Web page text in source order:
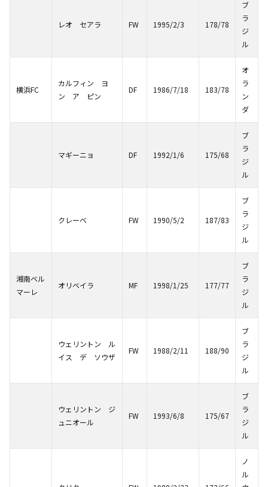
レオ セアラ FW 1995/2/3 178/78
ブ
ラ
ジ
ル
横浜FC
カルフィン ヨ
ン ア ピン
DF 1986/7/18 183/78
オ
ラ
ン
ダ
マギーニョ DF 1992/1/6 175/68
ブ
ラ
ジ
ル
クレーベ FW 1990/5/2 187/83
ブ
ラ
ジ
ル
湘南ベル
マーレ
オリベイラ MF 1998/1/25 177/77
ブ
ラ
ジ
ル
ウェリントン ル
イス デ ソウザ
FW 1988/2/11 188/90
ブ
ラ
ジ
ル
ウェリントン ジ
ュニオール
FW 1993/6/8 175/67
ブ
ラ
ジ
ル
ノ
ル